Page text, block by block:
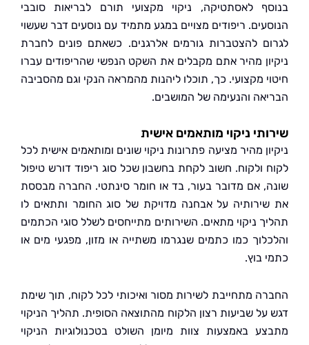
לאסתטיקה, ניקוי מקצועי תורם לבריאות סובבי
ריפודים מצויים במגע מתמיד עם נוסעים דבר שעשוי
להצטברות גורמים אלרגנים. כשאתם פונים לחברת
מהיר אתם מקבלים את השקט הנפשי שהריפודים עברו
מקצועי. כך, תוכלו ליהנות מהמראה הנקי וגם מהסביבה
והנעימה של המושבים.
ניקוי מותאמים אישית
מהיר מציעה פתרונות ניקוי שונים ומותאמים אישית לכל
ולקוח. חשוב לקחת בחשבון שכל סוג ריפוד דורש טיפול
אם מדובר בעור, בד או חומר סינתטי. החברה מבססת
על אבחנה מדויקת של סוג החומר ותתאים לו
ניקוי מתאים. השירותים מתייחסים לשלל סוגי הכתמים
כמו כתמים שנגרמו משתייה או מזון, מפגעי מים או
בוץ.
מתחייבת לשירות מסור ואיכותי לכל לקוח, תוך שימת
שביעות רצון הלקוח מהתוצאה הסופית. תהליך הניקוי
באמצעות צוות מיומן השולט בטכנולוגיות הניקוי